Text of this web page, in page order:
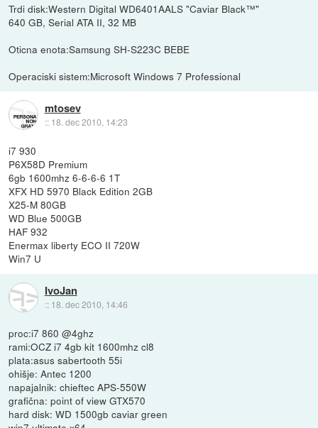
Trdi disk:Western Digital WD6401AALS "Caviar Black™"
640 GB, Serial ATA II, 32 MB
Oticna enota:Samsung SH-S223C BEBE
Operaciski sistem:Microsoft Windows 7 Professional
mtosev
:: 18. dec 2010, 14:23
i7 930
P6X58D Premium
6gb 1600mhz 6-6-6-6 1T
XFX HD 5970 Black Edition 2GB
X25-M 80GB
WD Blue 500GB
HAF 932
Enermax liberty ECO II 720W
Win7 U
IvoJan
:: 18. dec 2010, 14:46
proc:i7 860 @4ghz
rami:OCZ i7 4gb kit 1600mhz cl8
plata:asus sabertooth 55i
ohišje: Antec 1200
napajalnik: chieftec APS-550W
grafična: point of view GTX570
hard disk: WD 1500gb caviar green